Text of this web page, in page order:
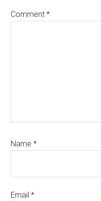
Comment*
Name*
Email*